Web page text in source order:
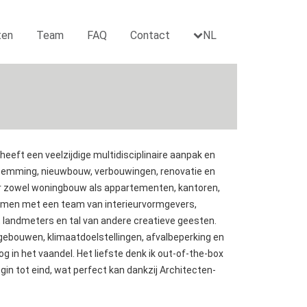
Team FAQ Contact NL
een veelzijdige multidisciplinaire aanpak en
nieuwbouw, verbouwingen, renovatie en
woningbouw als appartementen, kantoren,
met een team van interieurvormgevers,
en tal van andere creatieve geesten.
klimaatdoelstellingen, afvalbeperking en
in het vaandel. Het liefste denk ik out-of-the-box
tot eind, wat perfect kan dankzij Architecten-